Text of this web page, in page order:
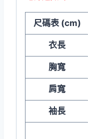
尺碼表 (cm)
衣長
胸寬
肩寬
袖長